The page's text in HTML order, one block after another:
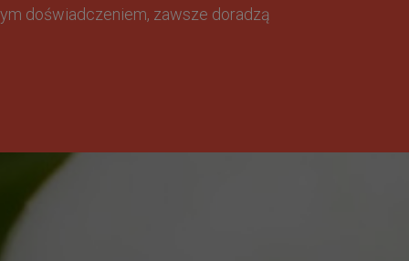
doświadczeniem, zawsze doradzą